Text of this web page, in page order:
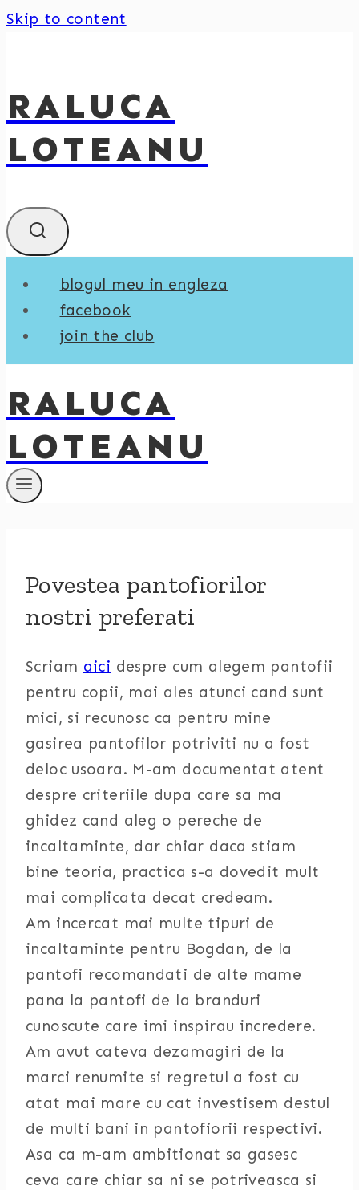
Skip to content
RALUCA
LOTEANU
blogul meu in engleza
facebook
join the club
RALUCA
LOTEANU
Povestea pantofiorilor
nostri preferati
Scriam aici despre cum alegem pantofii
pentru copii, mai ales atunci cand sunt
mici, si recunosc ca pentru mine
gasirea pantofilor potriviti nu a fost
deloc usoara. M-am documentat atent
despre criteriile dupa care sa ma
ghidez cand aleg o pereche de
incaltaminte, dar chiar daca stiam
bine teoria, practica s-a dovedit mult
mai complicata decat credeam.
Am incercat mai multe tipuri de
incaltaminte pentru Bogdan, de la
pantofi recomandati de alte mame
pana la pantofi de la branduri
cunoscute care imi inspirau incredere.
Am avut cateva dezamagiri de la
marci renumite si regretul a fost cu
atat mai mare cu cat investisem destul
de multi bani in pantofiorii respectivi.
Asa ca m-am ambitionat sa gasesc
ceva care chiar sa ni se potriveasca si